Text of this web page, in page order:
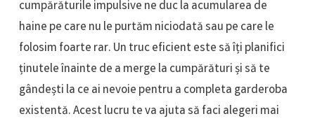
cumpărăturile impulsive ne duc la acumularea de
haine pe care nu le purtăm niciodată sau pe care le
folosim foarte rar. Un truc eficient este să îți planifici
ținutele înainte de a merge la cumpărături și să te
gândești la ce ai nevoie pentru a completa garderoba
existentă. Acest lucru te va ajuta să faci alegeri mai